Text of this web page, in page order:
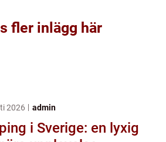
fler inlägg här
2026 admin
i Sverige: en lyxig